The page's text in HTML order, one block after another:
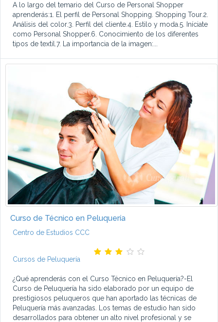
A lo largo del temario del Curso de Personal Shopper
aprenderás:1. El perfil de Personal Shopping. Shopping Tour.2.
Análisis del color.3. Perfil del cliente.4. Estilo y moda.5. Iníciate
como Personal Shopper.6. Conocimiento de los diferentes
tipos de textil.7. La importancia de la imagen:...
Curso de Técnico en Peluquería
Centro de Estudios CCC
Cursos de Peluquería
¿Qué aprenderás con el Curso Técnico en Peluquería?-El
Curso de Peluquería ha sido elaborado por un equipo de
prestigiosos peluqueros que han aportado las técnicas de
Peluquería más avanzadas. Los temas de estudio han sido
desarrollados para obtener un alto nivel profesional y se